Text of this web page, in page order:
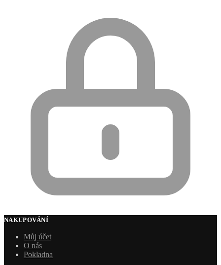
NAKUPOVÁNÍ
Můj účet
O nás
Pokladna